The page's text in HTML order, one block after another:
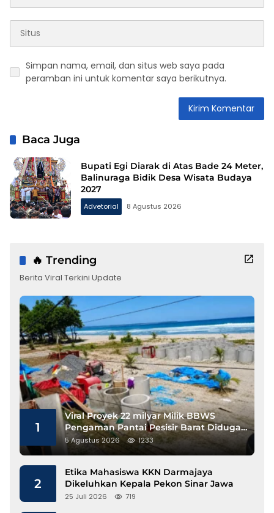
Simpan nama, email, dan situs web saya pada
peramban ini untuk komentar saya berikutnya.
Baca Juga
Bupati Egi Diarak di Atas Bade 24 Meter,
Balinuraga Bidik Desa Wisata Budaya
2027
Advetorial 8 Agustus 2026
🔥 Trending
Berita Viral Terkini Update
1
Viral Proyek 22 milyar Milik BBWS
Pengaman Pantai Pesisir Barat Diduga
Gunakan Besi Banci
5 Agustus 2026 1233
2
Etika Mahasiswa KKN Darmajaya
Dikeluhkan Kepala Pekon Sinar Jawa
25 Juli 2026 719